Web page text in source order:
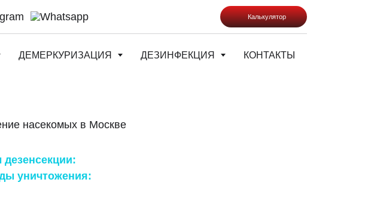
Калькулятор
ДЕМЕРКУРИЗАЦИЯ ДЕЗИНФЕКЦИЯ КОНТАКТЫ
уничтожения: